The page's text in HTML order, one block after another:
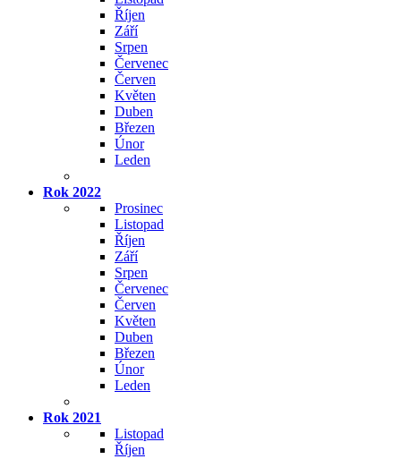
Říjen
Září
Srpen
Červenec
Červen
Květen
Duben
Březen
Únor
Leden
Rok 2022
Prosinec
Listopad
Říjen
Září
Srpen
Červenec
Červen
Květen
Duben
Březen
Únor
Leden
Rok 2021
Listopad
Říjen